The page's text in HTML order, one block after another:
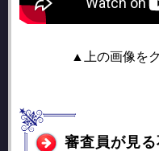
▲上の画像を
審査員が見